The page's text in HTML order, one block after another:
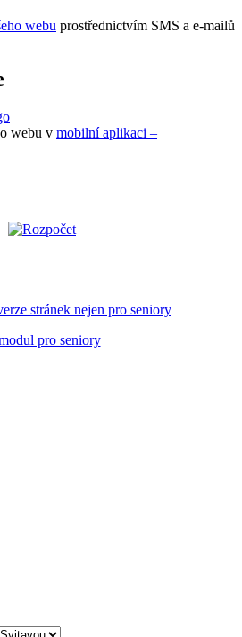
webu prostřednictvím SMS a e-mailů
webu v mobilní aplikaci –
stránek nejen pro seniory